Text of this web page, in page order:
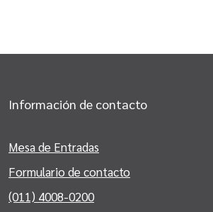
Información de contacto
Mesa de Entradas
Formulario de contacto
(011) 4008-0200